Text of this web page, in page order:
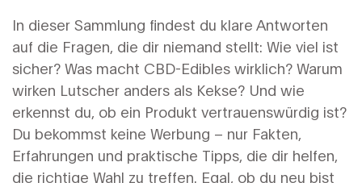
In dieser Sammlung findest du klare Antworten
auf die Fragen, die dir niemand stellt: Wie viel ist
sicher? Was macht CBD-Edibles wirklich? Warum
wirken Lutscher anders als Kekse? Und wie
erkennst du, ob ein Produkt vertrauenswürdig ist?
Du bekommst keine Werbung – nur Fakten,
Erfahrungen und praktische Tipps, die dir helfen,
die richtige Wahl zu treffen. Egal, ob du neu bist